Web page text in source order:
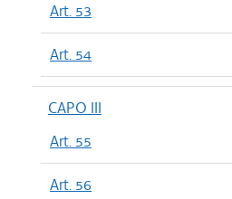
Art. 53
Art. 54
CAPO III
Art. 55
Art. 56